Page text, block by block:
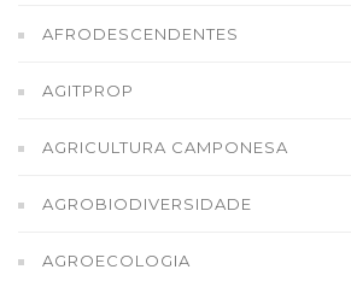
AFRODESCENDENTES
AGITPROP
AGRICULTURA CAMPONESA
AGROBIODIVERSIDADE
AGROECOLOGIA